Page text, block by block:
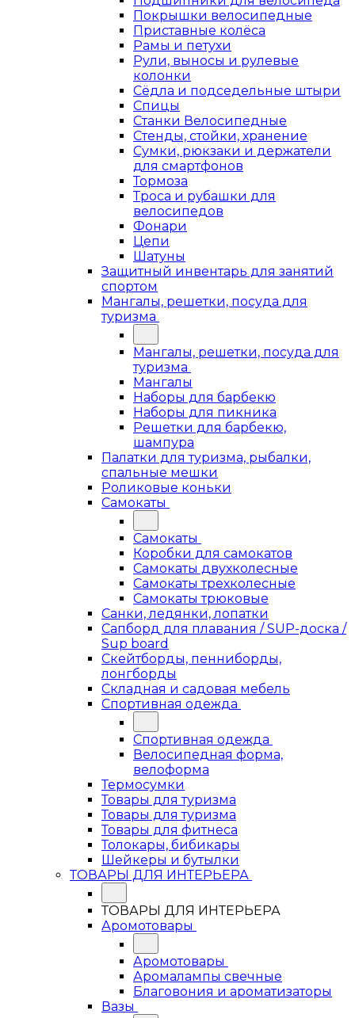
Покрышки велосипедные
Приставные колёса
Рамы и петухи
Рули, выносы и рулевые
колонки
Сёдла и подседельные штыри
Спицы
Станки Велосипедные
Стенды, стойки, хранение
Сумки, рюкзаки и держатели
для смартфонов
Тормоза
Троса и рубашки для
велосипедов
Фонари
Цепи
Шатуны
Защитный инвентарь для занятий
спортом
Мангалы, решетки, посуда для
туризма
Мангалы, решетки, посуда для
туризма
Мангалы
Наборы для барбекю
Наборы для пикника
Решетки для барбекю,
шампура
Палатки для туризма, рыбалки,
спальные мешки
Роликовые коньки
Самокаты
Самокаты
Коробки для самокатов
Самокаты двухколесные
Самокаты трехколесные
Самокаты трюковые
Санки, ледянки, лопатки
Сапборд для плавания / SUP-доска /
Sup board
Скейтборды, пенниборды,
лонгборды
Складная и садовая мебель
Спортивная одежда
Спортивная одежда
Велосипедная форма,
велоформа
Термосумки
Товары для туризма
Товары для туризма
Товары для фитнеса
Толокары, бибикары
Шейкеры и бутылки
ТОВАРЫ ДЛЯ ИНТЕРЬЕРА
ТОВАРЫ ДЛЯ ИНТЕРЬЕРА
Аромотовары
Аромотовары
Аромалампы свечные
Благовония и ароматизаторы
Вазы